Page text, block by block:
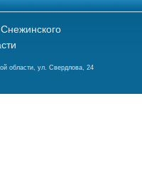
области, ул. Свердлова, 24